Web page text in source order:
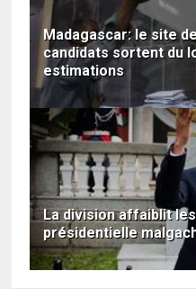
Madagascar: le site
candidats sortent du
estimations
La division affaiblit
présidentielle